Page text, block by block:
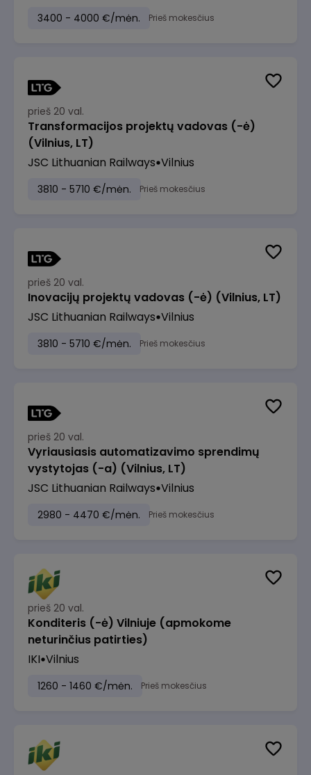
3400 - 4000 €/mėn. Prieš mokesčius
prieš 20 val.
Transformacijos projektų vadovas (-ė)
(Vilnius, LT)
JSC Lithuanian Railways Vilnius
3810 - 5710 €/mėn. Prieš mokesčius
prieš 20 val.
Inovacijų projektų vadovas (-ė) (Vilnius, LT)
JSC Lithuanian Railways Vilnius
3810 - 5710 €/mėn. Prieš mokesčius
prieš 20 val.
Vyriausiasis automatizavimo sprendimų
vystytojas (-a) (Vilnius, LT)
JSC Lithuanian Railways Vilnius
2980 - 4470 €/mėn. Prieš mokesčius
prieš 20 val.
Konditeris (-ė) Vilniuje (apmokome
neturinčius patirties)
IKI Vilnius
1260 - 1460 €/mėn. Prieš mokesčius